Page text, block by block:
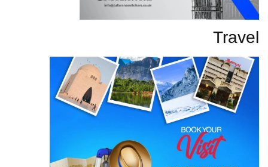
Travel